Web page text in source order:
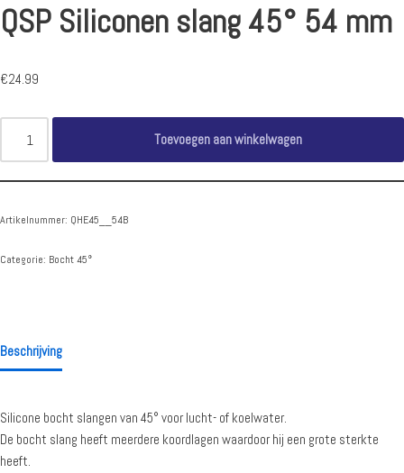
QSP Siliconen slang 45° 54 mm
€24.99
Toevoegen aan winkelwagen
Artikelnummer: QHE45__54B
Categorie: Bocht 45°
Beschrijving
Silicone bocht slangen van 45° voor lucht- of koelwater.
De bocht slang heeft meerdere koordlagen waardoor hij een grote sterkte
heeft.